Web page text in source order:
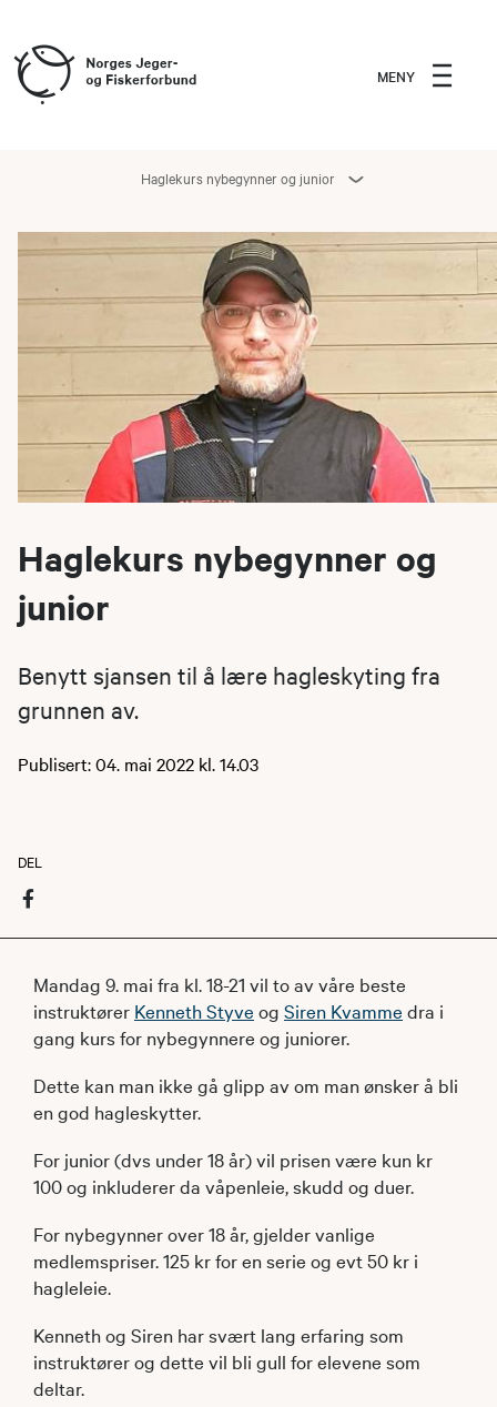
MENY
Haglekurs nybegynner og junior
Haglekurs nybegynner og
junior
Benytt sjansen til å lære hagleskyting fra
grunnen av.
Publisert: 04. mai 2022 kl. 14.03
DEL
Mandag 9. mai fra kl. 18-21 vil to av våre beste
instruktører Kenneth Styve og Siren Kvamme dra i
gang kurs for nybegynnere og juniorer.
Dette kan man ikke gå glipp av om man ønsker å bli
en god hagleskytter.
For junior (dvs under 18 år) vil prisen være kun kr
100 og inkluderer da våpenleie, skudd og duer.
For nybegynner over 18 år, gjelder vanlige
medlemspriser. 125 kr for en serie og evt 50 kr i
hagleleie.
Kenneth og Siren har svært lang erfaring som
instruktører og dette vil bli gull for elevene som
deltar.